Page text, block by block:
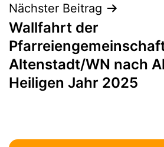
Nächster Beitrag
Wallfahrt der
Altenstadt/WN nach
Heiligen Jahr 2025